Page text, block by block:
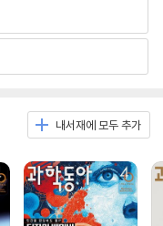
내서재에 모두 추가